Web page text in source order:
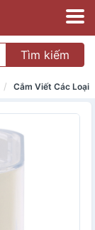
Tìm kiếm
Cắm Viết Các Loại